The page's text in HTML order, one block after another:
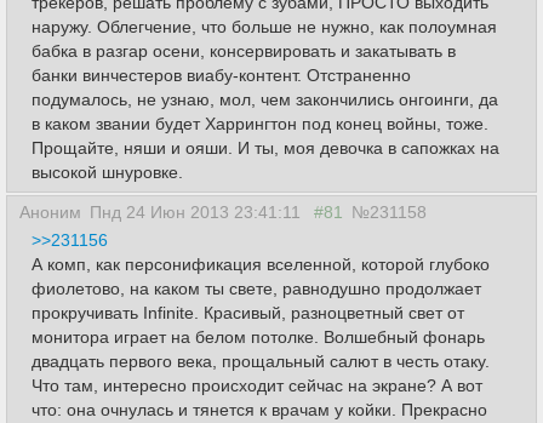
наружу. Облегчение, что больше не нужно, как полоумная
бабка в разгар осени, консервировать и закатывать в
банки винчестеров виабу-контент. Отстраненно
подумалось, не узнаю, мол, чем закончились онгоинги, да
в каком звании будет Харрингтон под конец войны, тоже.
Прощайте, няши и ояши. И ты, моя девочка в сапожках на
высокой шнуровке.
Аноним Пнд 24 Июн 2013 23:41:11 #81
№231158
>>231156
А комп, как персонификация вселенной, которой глубоко
фиолетово, на каком ты свете, равнодушно продолжает
прокручивать Infinite. Красивый, разноцветный свет от
монитора играет на белом потолке. Волшебный фонарь
двадцать первого века, прощальный салют в честь отаку.
Что там, интересно происходит сейчас на экране? А вот
что: она очнулась и тянется к врачам у койки. Прекрасно